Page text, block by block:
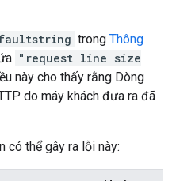
trong Thông
"request line size
này cho thấy rằng Dòng
do máy khách đưa ra đã
có thể gây ra lỗi này: